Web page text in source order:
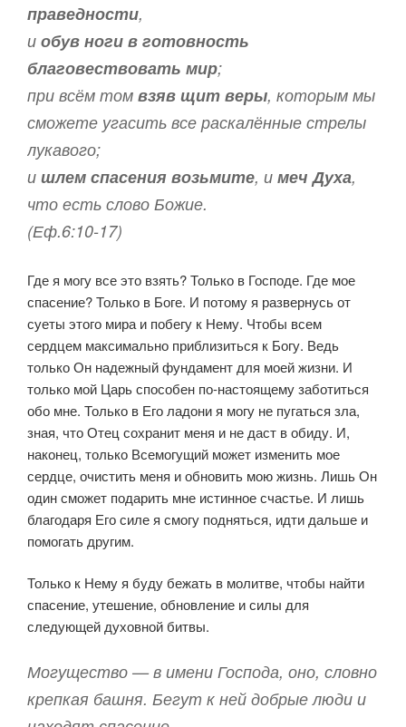
праведности,
и обув ноги в готовность
благовествовать мир;
при всём том взяв щит веры, которым мы
сможете угасить все раскалённые стрелы
лукавого;
и шлем спасения возьмите, и меч Духа,
что есть слово Божие.
(Еф.6:10-17)
Где я могу все это взять? Только в Господе. Где мое
спасение? Только в Боге. И потому я развернусь от
суеты этого мира и побегу к Нему. Чтобы всем
сердцем максимально приблизиться к Богу. Ведь
только Он надежный фундамент для моей жизни. И
только мой Царь способен по-настоящему заботиться
обо мне. Только в Его ладони я могу не пугаться зла,
зная, что Отец сохранит меня и не даст в обиду. И,
наконец, только Всемогущий может изменить мое
сердце, очистить меня и обновить мою жизнь. Лишь Он
один сможет подарить мне истинное счастье. И лишь
благодаря Его силе я смогу подняться, идти дальше и
помогать другим.
Только к Нему я буду бежать в молитве, чтобы найти
спасение, утешение, обновление и силы для
следующей духовной битвы.
Могущество — в имени Господа, оно, словно
крепкая башня. Бегут к ней добрые люди и